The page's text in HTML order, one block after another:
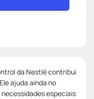
da Nestlé contribui
ajuda ainda no
especiais